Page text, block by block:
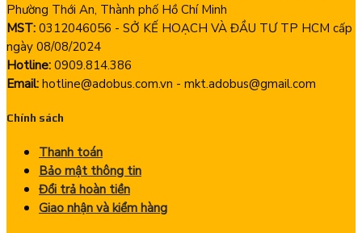
Phường Thới An, Thành phố Hồ Chí Minh
MST: 0312046056 - SỞ KẾ HOẠCH VÀ ĐẦU TƯ TP HCM cấp
ngày 08/08/2024
Hotline: 0909.814.386
Email: hotline@adobus.com.vn - mkt.adobus@gmail.com
Chính sách
Thanh toán
Bảo mật thông tin
Đổi trả hoàn tiền
Giao nhận và kiểm hàng